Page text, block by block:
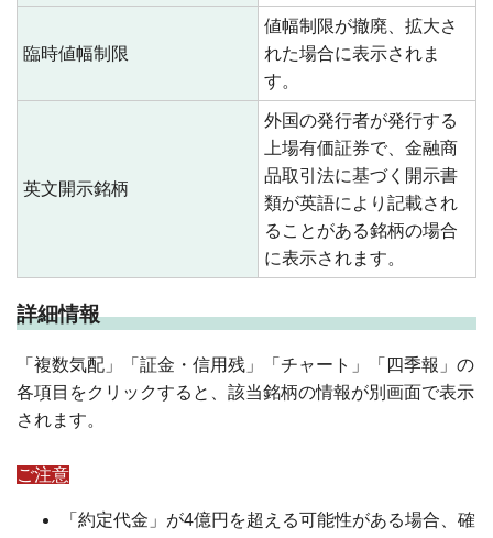
臨時値幅制限
値幅制限が撤廃、拡大さ
れた場合に表示されま
す。
英文開示銘柄
外国の発行者が発行する
上場有価証券で、金融商
品取引法に基づく開示書
類が英語により記載され
ることがある銘柄の場合
に表示されます。
詳細情報
「複数気配」「証金・信用残」「チャート」「四季報」の
各項目をクリックすると、該当銘柄の情報が別画面で表示
されます。
ご注意
「約定代金」が4億円を超える可能性がある場合、確